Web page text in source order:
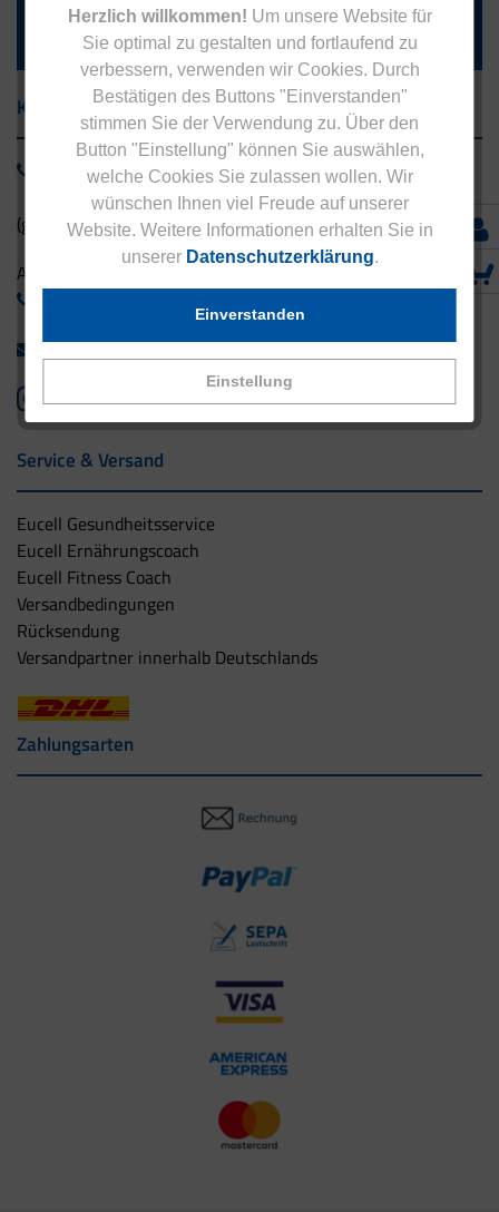
Herzlich willkommen! Um unsere Website für
Sie optimal zu gestalten und fortlaufend zu
verbessern, verwenden wir Cookies. Durch
Bestätigen des Buttons "Einverstanden"
stimmen Sie der Verwendung zu. Über den
Button "Einstellung" können Sie auswählen,
welche Cookies Sie zulassen wollen. Wir
wünschen Ihnen viel Freude auf unserer
Website. Weitere Informationen erhalten Sie in
unserer Datenschutzerklärung.
Einstellung
Einverstanden
Die Abmeldung ist jederzeit möglich.
Kontakt
0800 - 1 38 23 55
(gebührenfrei aus Deutschland)
Ausland:
info@eucell.de
Service & Versand
Eucell Gesundheitsservice
Eucell Ernährungscoach
Eucell Fitness Coach
Versandbedingungen
Rücksendung
Versandpartner innerhalb Deutschlands
Zahlungsarten